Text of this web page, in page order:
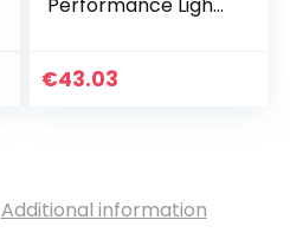
€43.03
Additional information